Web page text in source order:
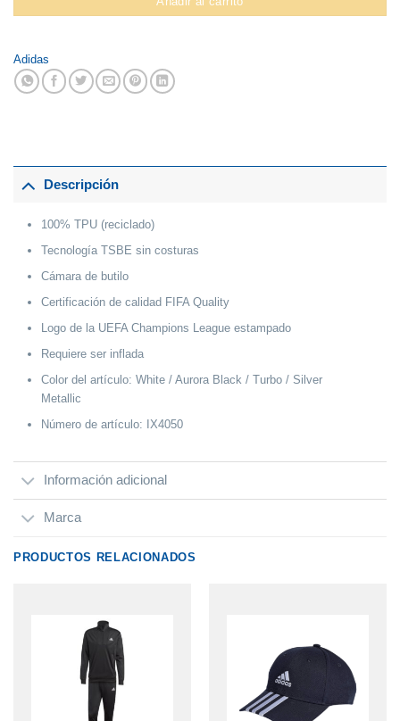
Adidas
Descripción
100% TPU (reciclado)
Tecnología TSBE sin costuras
Cámara de butilo
Certificación de calidad FIFA Quality
Logo de la UEFA Champions League estampado
Requiere ser inflada
Color del artículo: White / Aurora Black / Turbo / Silver
Metallic
Número de artículo: IX4050
Información adicional
Marca
PRODUCTOS RELACIONADOS